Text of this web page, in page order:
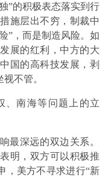
”的积极表态落实到行
施层出不穷，制裁中
”，而是制造风险。如
展的红利，中方的大
国的高科技发展，剥
不管。
、南海等问题上的立
最深远的双边关系。
明，双方可以积极推
，美方不寻求进行“新